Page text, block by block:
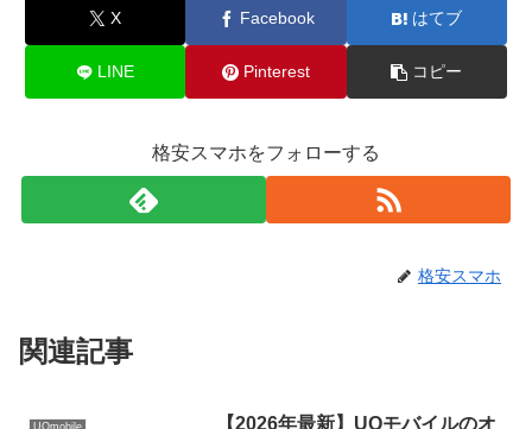
X Facebook はてブ
LINE Pinterest コピー
格安スマホをフォローする
格安スマホ
関連記事
【2026年最新】UQモバイルのオ